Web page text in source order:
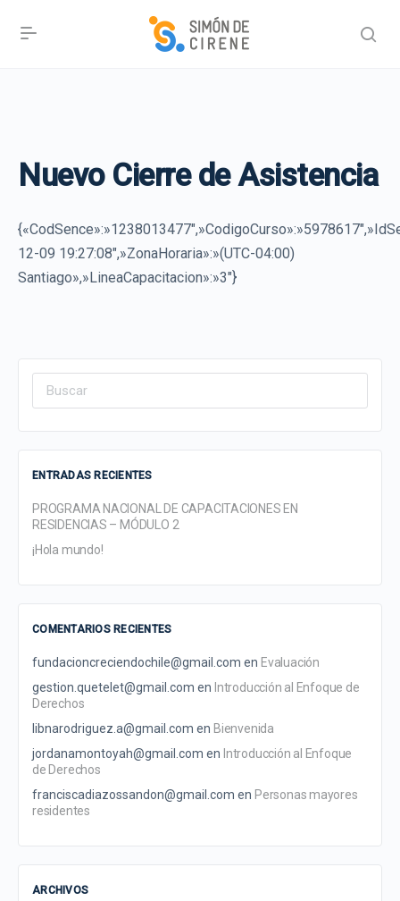
Nuevo Cierre de Asistencia
12-09 19:27:08″,»ZonaHoraria»:»(UTC-04:00)
Santiago»,»LineaCapacitacion»:»3″}
Search
ENTRADAS RECIENTES
PROGRAMA NACIONAL DE CAPACITACIONES EN
RESIDENCIAS – MÓDULO 2
¡Hola mundo!
COMENTARIOS RECIENTES
fundacioncreciendochile@gmail.com en Evaluación
gestion.quetelet@gmail.com en Introducción al Enfoque de
Derechos
libnarodriguez.a@gmail.com en Bienvenida
jordanamontoyah@gmail.com en Introducción al Enfoque
de Derechos
franciscadiazossandon@gmail.com en Personas mayores
residentes
ARCHIVOS